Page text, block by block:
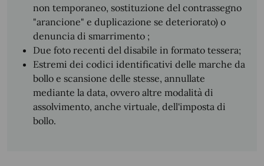
non temporaneo, sostituzione del contrassegno
"arancione" e duplicazione se deteriorato) o
denuncia di smarrimento ;
Due foto recenti del disabile in formato tessera;
Estremi dei codici identificativi delle marche da
bollo e scansione delle stesse, annullate
mediante la data, ovvero altre modalità di
assolvimento, anche virtuale, dell'imposta di
bollo.